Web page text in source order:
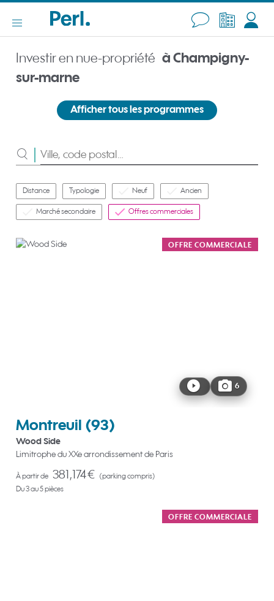
Investir en nue-propriété à Champigny-
sur-marne
Afficher tous les programmes
Distance Typologie Neuf Ancien
Marché secondaire Offres commerciales
OFFRE COMMERCIALE
6
Montreuil (93)
Wood Side
Limitrophe du XXe arrondissement de Paris
À partir de 381,174 € (parking compris)
Du 3 au 5 pièces
OFFRE COMMERCIALE